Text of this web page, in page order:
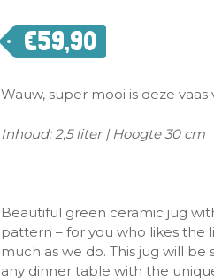
€59,90
Wauw, super mooi is deze vaas
Inhoud: 2,5 liter | Hoogte 30 cm
Beautiful green ceramic jug
pattern – for you who likes the
much as we do. This jug will
any dinner table with the